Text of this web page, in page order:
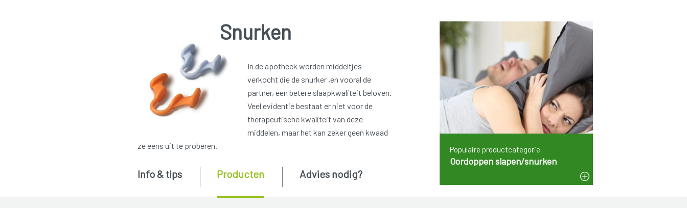
Populaire productcategorie
Oordoppen slapen/snurken
Snurken
In de apotheek worden middeltjes
verkocht die de snurker ,en vooral de
partner, een betere slaapkwaliteit beloven.
Veel evidentie bestaat er niet voor de
therapeutische kwaliteit van deze
middelen, maar het kan zeker geen kwaad
ze eens uit te proberen.
Info & tips Producten Advies nodig?